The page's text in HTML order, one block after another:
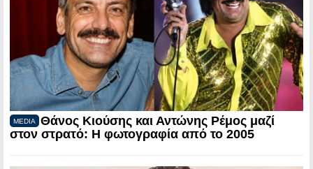
MEDIA
Θάνος Κιούσης και Αντώνης Ρέμος μαζί
στον στρατό: Η φωτογραφία από το 2005